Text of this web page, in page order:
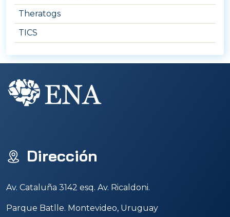
Theratogs
TICS
Dirección
Av. Cataluña 3142 esq. Av. Ricaldoni.
Parque Batlle. Montevideo, Uruguay